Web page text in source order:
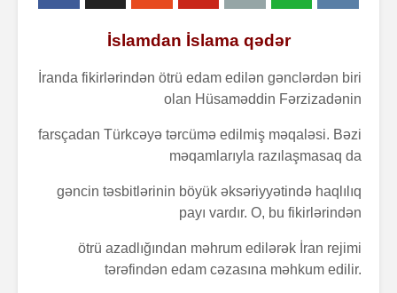
İslamdan İslama qədər
İranda fikirlərindən ötrü edam edilən gənclərdən biri
olan Hüsaməddin Fərzizadənin
farsçadan Türkcəyə tərcümə edilmiş məqaləsi. Bəzi
məqamlarıyla razılaşmasaq da
gəncin təsbitlərinin böyük əksəriyyətində haqlılıq
payı vardır. O, bu fikirlərindən
ötrü azadlığından məhrum edilərək İran rejimi
tərəfindən edam cəzasına məhkum edilir.